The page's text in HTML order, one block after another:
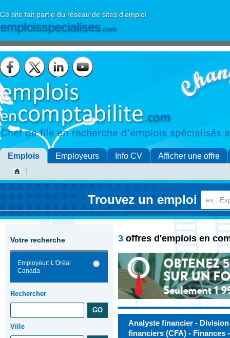
Ce site fait partie du réseau de sites d'emploi
emploisspecialises.com
Emplois Employeurs Info CV Afficher une offre
Trouvez un emploi
Votre recherche
Employeur: L'Oréal
Canada
Rechercher
Ville
3 offres d'emplois en
Analyste financier -
financiers (CFA) - Finances